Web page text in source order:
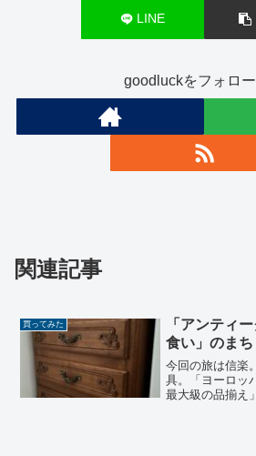
LINE
goodluckをフォロ
関連記事
買ってみた
「アンティ
食い」のまち
今回の旅は信楽
具。「ヨーロッ
最大級の品揃え